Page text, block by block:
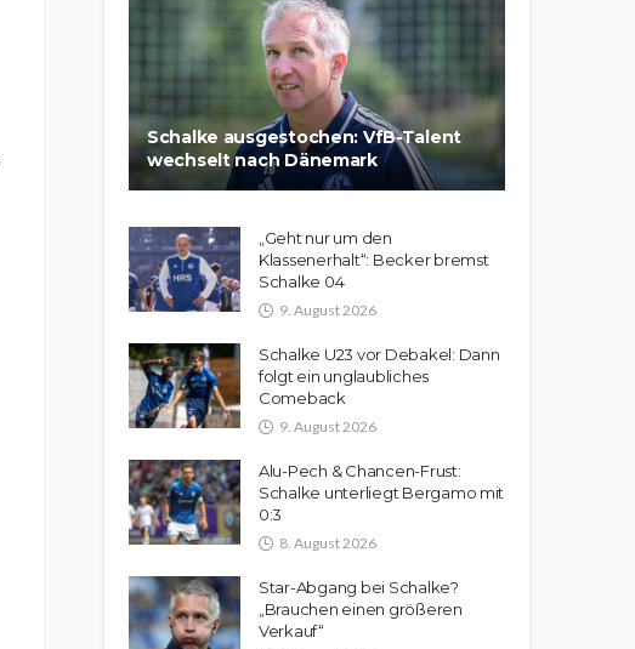
Schalke ausgestochen: VfB-Talent
wechselt nach Dänemark
„Geht nur um den
Klassenerhalt“: Becker bremst
Schalke 04
9. August 2026
Schalke U23 vor Debakel: Dann
folgt ein unglaubliches
Comeback
9. August 2026
Alu-Pech & Chancen-Frust:
Schalke unterliegt Bergamo mit
0:3
8. August 2026
Star-Abgang bei Schalke?
„Brauchen einen größeren
Verkauf“